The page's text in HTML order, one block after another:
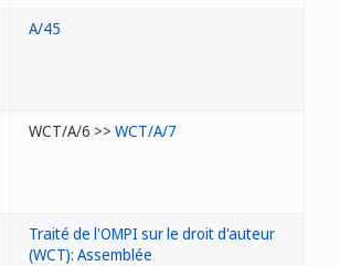
A/45
WCT/A/6 >> WCT/A/7
Traité de l'OMPI sur le droit d'auteur
(WCT): Assemblée